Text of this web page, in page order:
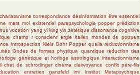
charlatanisme correspondance désinformation être essentiel
mars moi existentiel parapsychologie popper prédiction
vocation yang yi king yin zététique dissonance cognitive
champ r conscient ergie italien
mondes de poppert
introspection Niels Bohr Popper qualia réductionnisme
Ondes de formes physique quantique réduction des
génétique et horloge astrologique interactionnisme
chat de schrodinger cinéma clairvoyance
conflit père-fils
entretien ganzfeld imi
Institut Metapsychique